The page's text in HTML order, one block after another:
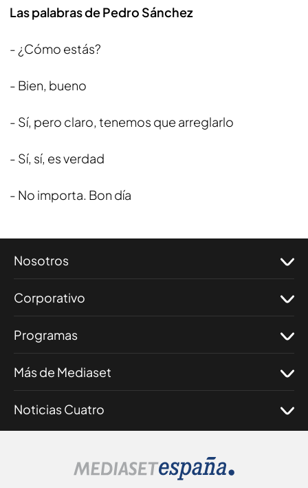
Las palabras de Pedro Sánchez
- ¿Cómo estás?
- Bien, bueno
- Sí, pero claro, tenemos que arreglarlo
- Sí, sí, es verdad
- No importa. Bon día
Nosotros
Corporativo
Programas
Más de Mediaset
Noticias Cuatro